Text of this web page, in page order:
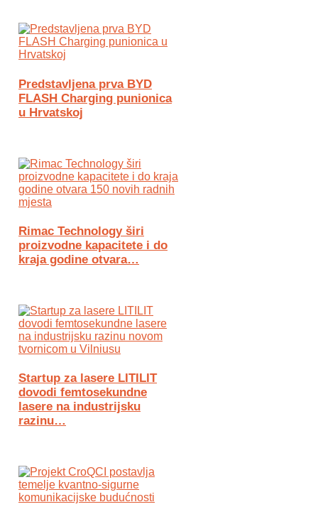
Predstavljena prva BYD
FLASH Charging punionica
u Hrvatskoj
Rimac Technology širi
proizvodne kapacitete i do
kraja godine otvara…
Startup za lasere LITILIT
dovodi femtosekundne
lasere na industrijsku
razinu…